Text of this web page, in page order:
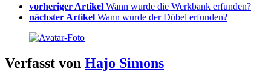
vorheriger Artikel Wann wurde die Werkbank erfunden?
nächster Artikel Wann wurde der Dübel erfunden?
Verfasst von Hajo Simons